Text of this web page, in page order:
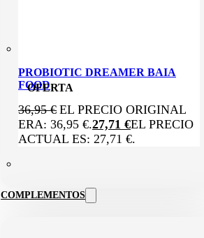
OFERTA
PROBIOTIC DREAMER BAIA
FOOD
36,95€ EL PRECIO ORIGINAL
ERA: 36,95 €.27,71 €EL PRECIO
ACTUAL ES: 27,71 €.
COMPLEMENTOS